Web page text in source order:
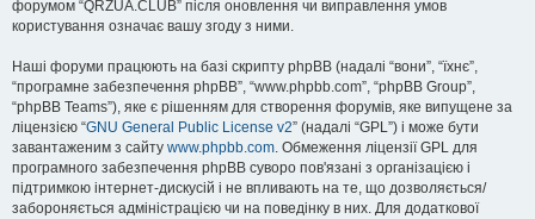
форумом “QRZUA.CLUB” після оновлення чи виправлення умов
користування означає вашу згоду з ними.
Наші форуми працюють на базі скрипту phpBB (надалі “вони”, “їхнє”,
“програмне забезпечення phpBB”, “www.phpbb.com”, “phpBB Group”,
“phpBB Teams”), яке є рішенням для створення форумів, яке випущене за
ліцензією “GNU General Public License v2” (надалі “GPL”) і може бути
завантаженим з сайту www.phpbb.com. Обмеження ліцензії GPL для
програмного забезпечення phpBB суворо пов'язані з організацією і
підтримкою інтернет-дискусій і не впливають на те, що дозволяється/
забороняється адміністрацією чи на поведінку в них. Для додаткової